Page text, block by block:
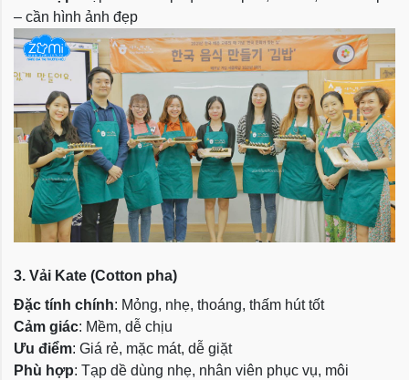
– cần hình ảnh đẹp
3. Vải Kate (Cotton pha)
Đặc tính chính: Mỏng, nhẹ, thoáng, thấm hút tốt
Cảm giác: Mềm, dễ chịu
Ưu điểm: Giá rẻ, mặc mát, dễ giặt
Phù hợp: Tạp dề dùng nhẹ, nhân viên phục vụ, môi